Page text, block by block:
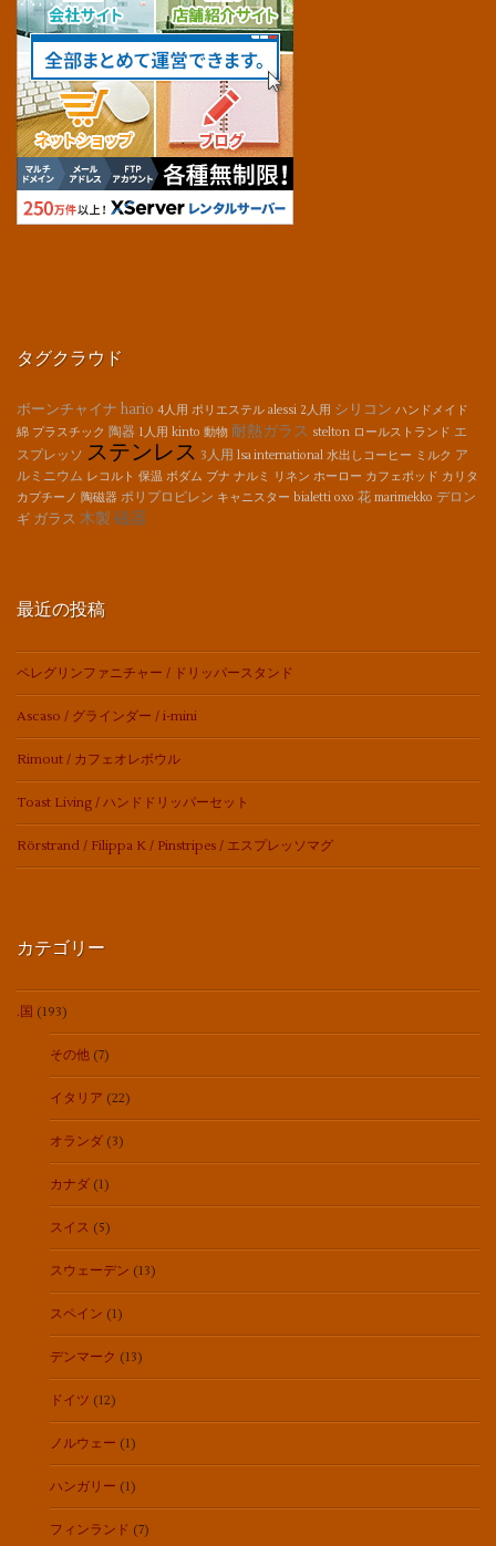
タグクラウド
ボーンチャイナ hario 4人用 ポリエステル alessi 2人用 シリコン ハンドメイド
綿 プラスチック 陶器 1人用 kinto 動物 耐熱ガラス stelton ロールストランド エ
スプレッソ ステンレス 3人用 lsa international 水出しコーヒー ミルク ア
ルミニウム レコルト 保温 ボダム ブナ ナルミ リネン ホーロー カフェポッド カリタ
カプチーノ 陶磁器 ポリプロピレン キャニスター bialetti oxo 花 marimekko デロン
ギ ガラス 木製 磁器
最近の投稿
ペレグリンファニチャー / ドリッパースタンド
Ascaso / グラインダー / i-mini
Rimout / カフェオレボウル
Toast Living / ハンドドリッパーセット
Rörstrand / Filippa K / Pinstripes / エスプレッソマグ
カテゴリー
.国 (193)
その他 (7)
イタリア (22)
オランダ (3)
カナダ (1)
スイス (5)
スウェーデン (13)
スペイン (1)
デンマーク (13)
ドイツ (12)
ノルウェー (1)
ハンガリー (1)
フィンランド (7)